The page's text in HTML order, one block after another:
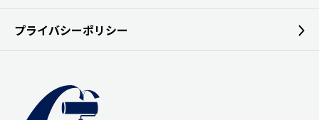
プライバシーポリシー